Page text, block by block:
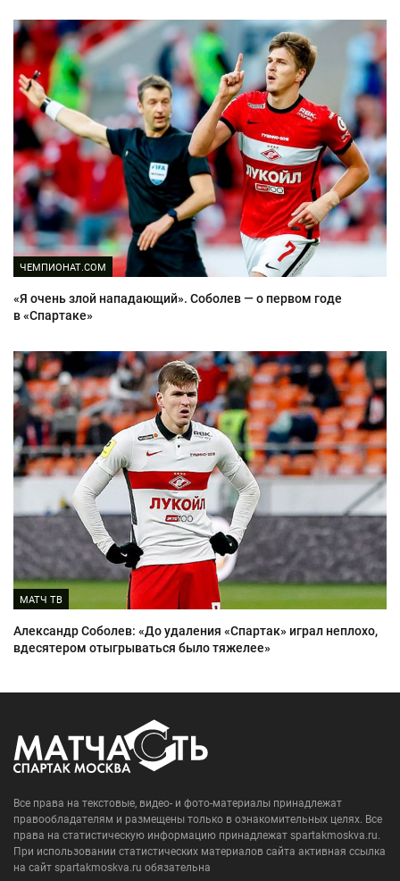
ЧЕМПИОНАТ.COM
«Я очень злой нападающий». Соболев — о первом годе
в «Спартаке»
МАТЧ ТВ
Александр Соболев: «До удаления «Спартак» играл неплохо,
вдесятером отыгрываться было тяжелее»
Все права на текстовые, видео- и фото-материалы принадлежат
правообладателям и размещены только в ознакомительных целях. Все
права на статистическую информацию принадлежат spartakmoskva.ru.
При использовании статистических материалов сайта активная ссылка
на сайт spartakmoskva.ru обязательна